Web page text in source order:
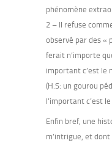
phénomène
2 – Il refuse
observé par des «
ferait n’importe
important c’est le
(H.S: un gourou
l’important c’est
Enfin bref, une
m’intrigue, et